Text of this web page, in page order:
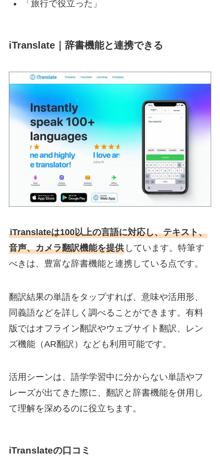
「旅行で役立った」
iTranslate｜辞書機能と連携できる
iTranslateは100以上の言語に対応し、テキスト、
音声、カメラ翻訳機能を提供しています。特筆す
べきは、豊富な辞書機能と連携している点です。
翻訳結果の単語をタップすれば、意味や活用形、
同義語などを詳しく調べることができます。有料
版ではオフライン翻訳やウェブサイト翻訳、レン
ズ機能（AR翻訳）なども利用可能です。
活用シーンは、語学学習中に分からない単語やフ
レーズが出てきた際に、翻訳と辞書機能を併用し
て理解を深めるのに役立ちます。
iTranslateの口コミ